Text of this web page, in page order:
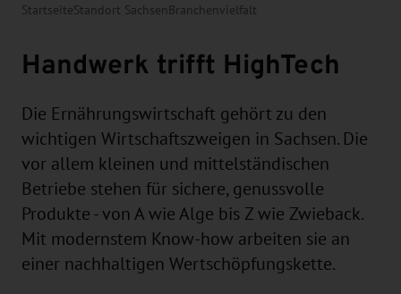
StartseiteStandort Sachsen Branchenvielfalt
Handwerk trifft HighTech
Die Ernährungswirtschaft gehört zu den
wichtigen Wirtschaftszweigen in Sachsen. Die
vor allem kleinen und mittelständischen
Betriebe stehen für sichere, genussvolle
Produkte - von A wie Alge bis Z wie Zwieback.
Mit modernstem Know-how arbeiten sie an
einer nachhaltigen Wertschöpfungskette.